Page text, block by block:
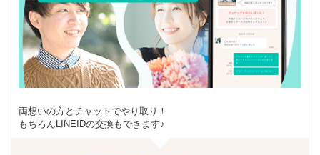
両想いの方とチャットでやり取り！
もちろんLINEIDの交換もできます♪